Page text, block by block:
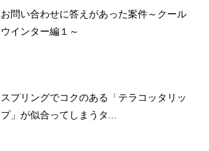
お問い合わせに答えがあった案件～クール
ウインター編１～
スプリングでコクのある「テラコッタリッ
プ」が似合ってしまうタ...